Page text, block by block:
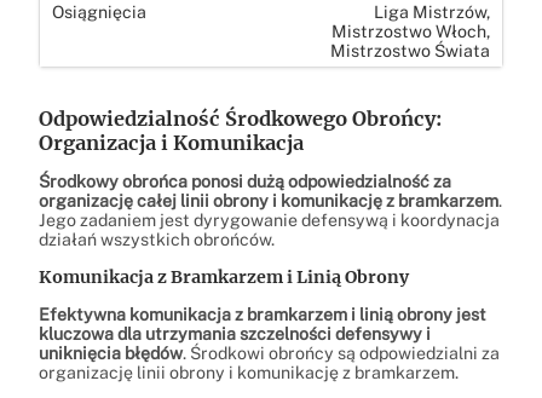
Liga Mistrzów,
Mistrzostwo Włoch,
Mistrzostwo Świata
Odpowiedzialność Środkowego Obrońcy:
Organizacja i Komunikacja
Środkowy obrońca ponosi dużą odpowiedzialność za
organizację całej linii obrony i komunikację z bramkarzem.
Jego zadaniem jest dyrygowanie defensywą i koordynacja
działań wszystkich obrońców.
Komunikacja z Bramkarzem i Linią Obrony
Efektywna komunikacja z bramkarzem i linią obrony jest
kluczowa dla utrzymania szczelności defensywy i
uniknięcia błędów. Środkowi obrońcy są odpowiedzialni za
organizację linii obrony i komunikację z bramkarzem.